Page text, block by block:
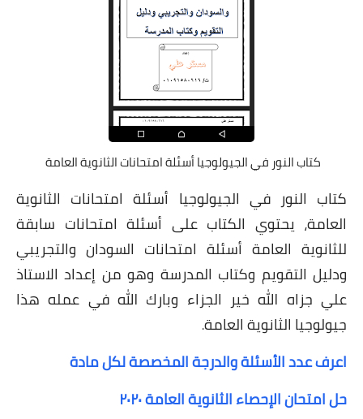
كتاب النور في الجيولوجيا أسئلة امتحانات الثانوية العامة
كتاب النور في الجيولوجيا أسئلة امتحانات الثانوية
العامة، يحتوي الكتاب على أسئلة امتحانات سابقة
للثانوية العامة أسئلة امتحانات السودان والتجريبي
ودليل التقويم وكتاب المدرسة وهو من إعداد الاستاذ
علي جزاه الله خير الجزاء وبارك الله في عمله هذا
جيولوجيا الثانوية العامة.
اعرف عدد الأسئلة والدرجة المخصصة لكل مادة
حل امتحان الإحصاء الثانوية العامة ٢٠٢٠